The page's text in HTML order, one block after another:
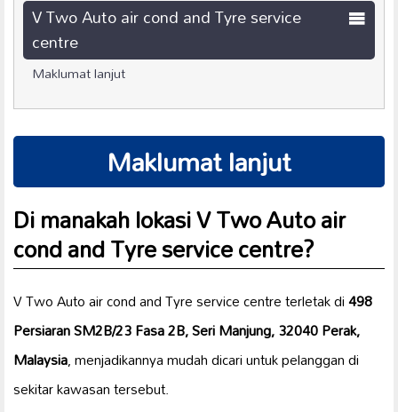
V Two Auto air cond and Tyre service
centre
Maklumat lanjut
Maklumat lanjut
Di manakah lokasi V Two Auto air
cond and Tyre service centre?
V Two Auto air cond and Tyre service centre terletak di498
Persiaran SM2B/23 Fasa 2B, Seri Manjung, 32040 Perak,
Malaysia, menjadikannya mudah dicari untuk pelanggan di
sekitar kawasan tersebut.